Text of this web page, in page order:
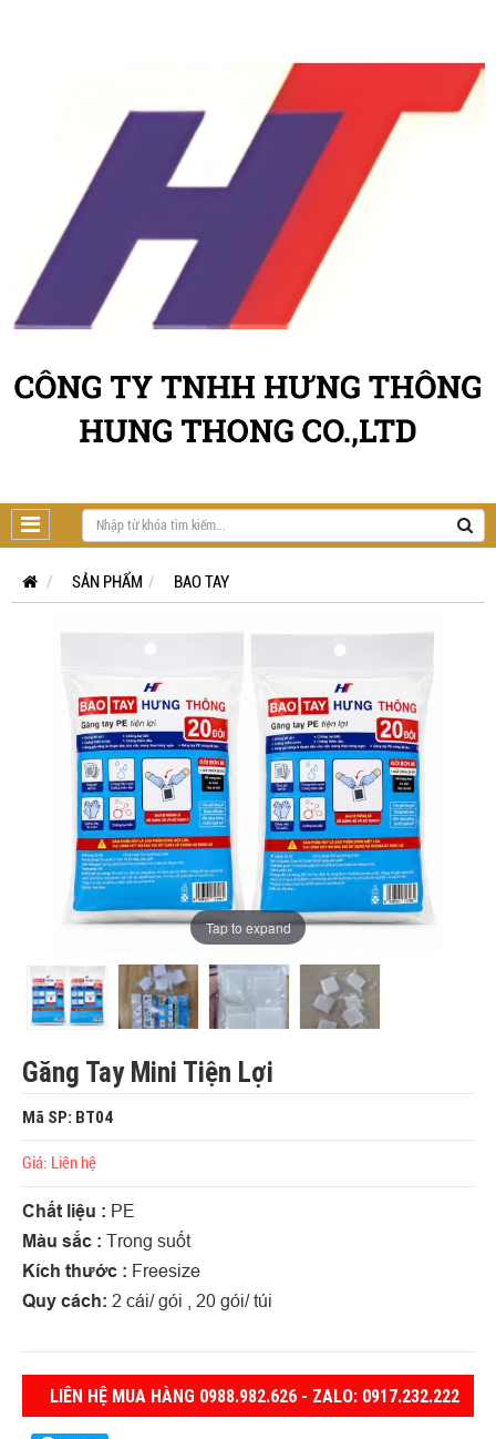
SẢN PHẨM BAO TAY
Tap to expand
Găng Tay Mini Tiện Lợi
Mã SP: BT04
Giá: Liên hệ
Chất liệu : PE
Màu sắc : Trong suốt
Kích thước : Freesize
Quy cách: 2 cái/ gói , 20 gói/ túi
LIÊN HỆ MUA HÀNG 0988.982.626 - ZALO: 0917.232.222